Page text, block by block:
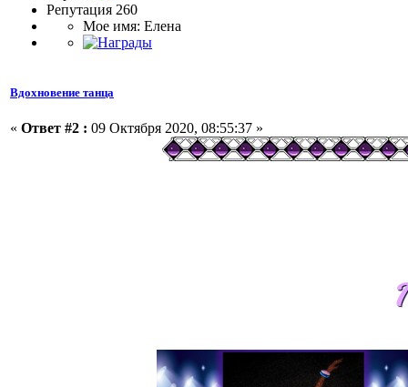
Репутация 260
Мое имя: Елена
Вдохновение танца
« Ответ #2 : 09 Октября 2020, 08:55:37 »